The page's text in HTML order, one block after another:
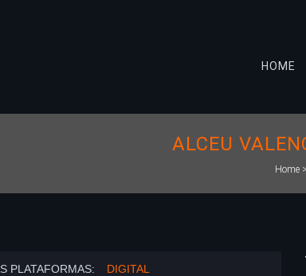
HOME
ALCEU
Home>
PLATAFORMAS: DIGITAL